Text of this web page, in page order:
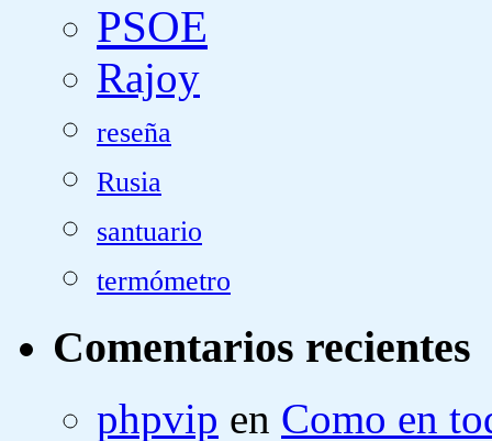
PSOE
Rajoy
reseña
Rusia
santuario
termómetro
Comentarios recientes
phpvip en Como en